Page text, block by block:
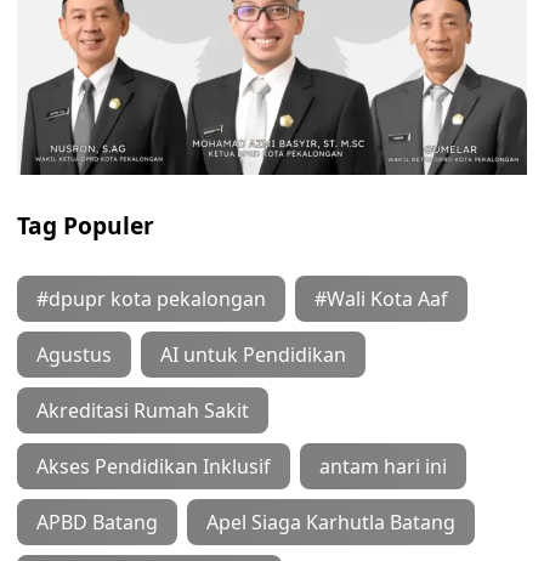
Tag Populer
#dpupr kota pekalongan #Wali Kota Aaf
Agustus AI untuk Pendidikan
Akreditasi Rumah Sakit
Akses Pendidikan Inklusif antam hari ini
APBD Batang Apel Siaga Karhutla Batang